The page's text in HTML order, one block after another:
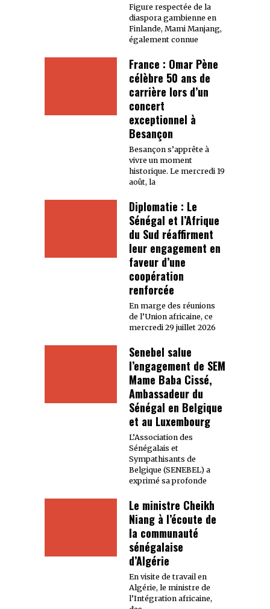
Figure respectée de la
diaspora gambienne en
Finlande, Mami Manjang,
également connue
France : Omar Pène
célèbre 50 ans de
carrière lors d’un
concert
exceptionnel à
Besançon
Besançon s’apprête à
vivre un moment
historique. Le mercredi 19
août, la
Diplomatie : Le
Sénégal et l’Afrique
du Sud réaffirment
leur engagement en
faveur d’une
coopération
renforcée
En marge des réunions
de l’Union africaine, ce
mercredi 29 juillet 2026
Senebel salue
l’engagement de SEM
Mame Baba Cissé,
Ambassadeur du
Sénégal en Belgique
et au Luxembourg
L’Association des
Sénégalais et
Sympathisants de
Belgique (SENEBEL) a
exprimé sa profonde
Le ministre Cheikh
Niang à l’écoute de
la communauté
sénégalaise
d’Algérie
En visite de travail en
Algérie, le ministre de
l’Intégration africaine,